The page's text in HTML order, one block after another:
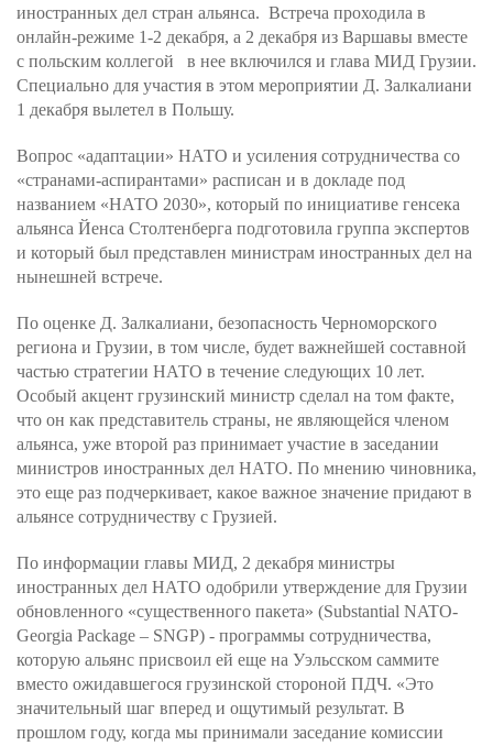
иностранных дел стран альянса. Встреча проходила в
онлайн-режиме 1-2 декабря, а 2 декабря из Варшавы вместе
с польским коллегой в нее включился и глава МИД Грузии.
Специально для участия в этом мероприятии Д. Залкалиани
1 декабря вылетел в Польшу.
Вопрос «адаптации» НАТО и усиления сотрудничества со
«странами-аспирантами» расписан и в докладе под
названием «НАТО 2030», который по инициативе генсека
альянса Йенса Столтенберга подготовила группа экспертов
и который был представлен министрам иностранных дел на
нынешней встрече.
По оценке Д. Залкалиани, безопасность Черноморского
региона и Грузии, в том числе, будет важнейшей составной
частью стратегии НАТО в течение следующих 10 лет.
Особый акцент грузинский министр сделал на том факте,
что он как представитель страны, не являющейся членом
альянса, уже второй раз принимает участие в заседании
министров иностранных дел НАТО. По мнению чиновника,
это еще раз подчеркивает, какое важное значение придают в
альянсе сотрудничеству с Грузией.
По информации главы МИД, 2 декабря министры
иностранных дел НАТО одобрили утверждение для Грузии
обновленного «существенного пакета» (Substantial NATO-
Georgia Package – SNGP) - программы сотрудничества,
которую альянс присвоил ей еще на Уэльсском саммите
вместо ожидавшегося грузинской стороной ПДЧ. «Это
значительный шаг вперед и ощутимый результат. В
прошлом году, когда мы принимали заседание комиссии